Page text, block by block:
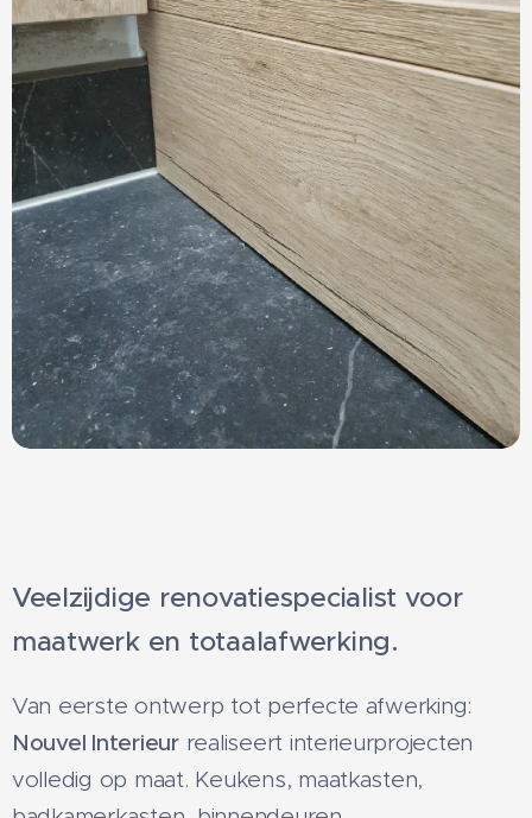
Veelzijdige renovatiespecialist voor
maatwerk en totaalafwerking.
Van eerste ontwerp tot perfecte afwerking:
Nouvel Interieurrealiseert interieurprojecten
volledig op maat. Keukens, maatkasten,